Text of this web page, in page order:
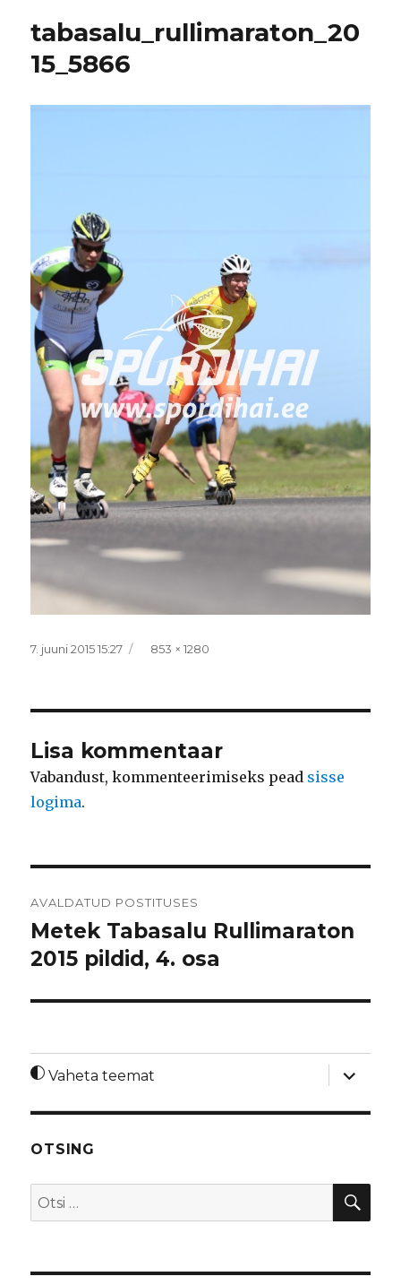
tabasalu_rullimaraton_20
15_5866
Postitatud
7. juuni 2015 15:27 Täissuurus
853 × 1280
Lisa kommentaar
Vabandust, kommenteerimiseks pead sisse
logima.
AVALDATUD POSTITUSES
Metek Tabasalu Rullimaraton
2015 pildid, 4. osa
Vaheta teemat
laienda
OTSING
Otsi: